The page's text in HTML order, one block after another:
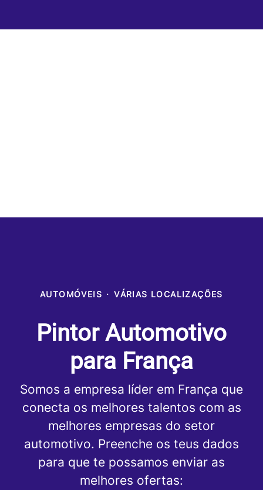
AUTOMÓVEIS · VÁRIAS LOCALIZAÇÕES
Pintor Automotivo
para França
Somos a empresa líder em França que
conecta os melhores talentos com as
melhores empresas do setor
automotivo. Preenche os teus dados
para que te possamos enviar as
melhores ofertas: